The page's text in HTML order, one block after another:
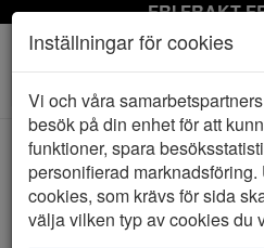
FRI FRAKT
Toggle
navigation
HEM SKECHERS
Inställningar för cookies
Vi och våra
besök på din enhet för att
funktioner, spara
personifierad
cookies, som krävs för sida
välja vilken typ av cookies du